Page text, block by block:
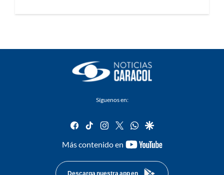
Síguenos en:
facebook
tiktok instagram
twitterwhatsapp
google
Más contenido en
youtube-
Descarga nuestra app en